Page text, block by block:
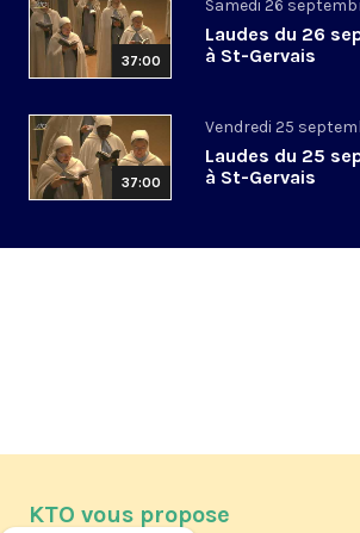
37:00
Samedi 26
Laudes du 26
à St-Gervais
37:00
Vendredi 25
Laudes du 25
à St-Gervais
KTO vous propose